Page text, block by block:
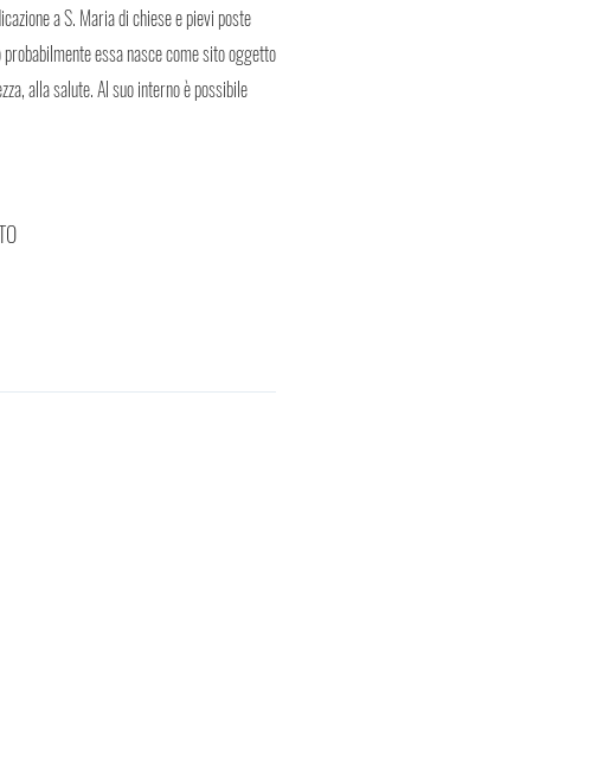
a S. Maria di chiese e pievi poste
essa nasce come sito oggetto
alla salute. Al suo interno è possibile